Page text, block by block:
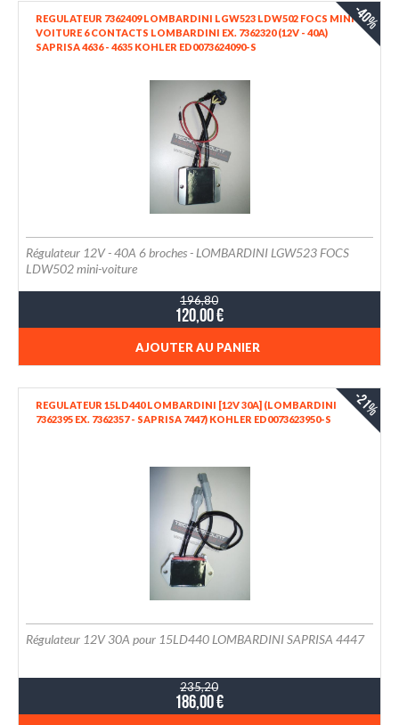
REGULATEUR 7362409 LOMBARDINI LGW523 LDW502 FOCS MINI-
VOITURE 6 CONTACTS LOMBARDINI EX. 7362320 (12V - 40A)
SAPRISA 4636 - 4635 KOHLER ED0073624090-S
-40%
Régulateur 12V - 40A 6 broches - LOMBARDINI LGW523 FOCS
LDW502 mini-voiture
196,80
120,00 €
AJOUTER AU PANIER
REGULATEUR 15LD440 LOMBARDINI [12V 30A] (LOMBARDINI
7362395 EX. 7362357 - SAPRISA 7447) KOHLER ED0073623950-S
-21%
Régulateur 12V 30A pour 15LD440 LOMBARDINI SAPRISA 4447
235,20
186,00 €